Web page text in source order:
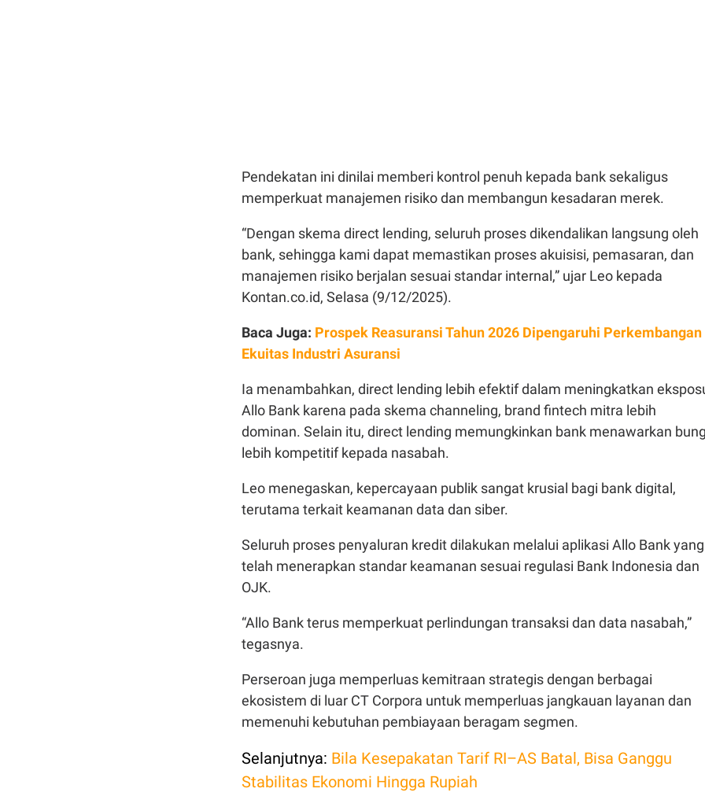
Pendekatan ini dinilai memberi kontrol penuh kepada bank sekaligus
memperkuat manajemen risiko dan membangun kesadaran merek.
“Dengan skema direct lending, seluruh proses dikendalikan langsung oleh
bank, sehingga kami dapat memastikan proses akuisisi, pemasaran, dan
manajemen risiko berjalan sesuai standar internal,” ujar Leo kepada
Kontan.co.id, Selasa (9/12/2025).
Baca Juga: Prospek Reasuransi Tahun 2026 Dipengaruhi Perkembangan
Ekuitas Industri Asuransi
Ia menambahkan, direct lending lebih efektif dalam meningkatkan
Allo Bank karena pada skema channeling, brand fintech mitra lebih
dominan. Selain itu, direct lending memungkinkan bank menawarkan
lebih kompetitif kepada nasabah.
Leo menegaskan, kepercayaan publik sangat krusial bagi bank digital,
terutama terkait keamanan data dan siber.
Seluruh proses penyaluran kredit dilakukan melalui aplikasi Allo Bank yang
telah menerapkan standar keamanan sesuai regulasi Bank Indonesia dan
OJK.
“Allo Bank terus memperkuat perlindungan transaksi dan data nasabah,”
tegasnya.
Perseroan juga memperluas kemitraan strategis dengan berbagai
ekosistem di luar CT Corpora untuk memperluas jangkauan layanan dan
memenuhi kebutuhan pembiayaan beragam segmen.
Selanjutnya: Bila Kesepakatan Tarif RI–AS Batal, Bisa Ganggu
Stabilitas Ekonomi Hingga Rupiah